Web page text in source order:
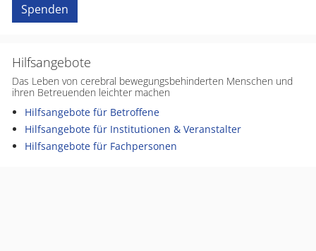
Spenden
Hilfsangebote
Das Leben von cerebral bewegungsbehinderten Menschen und
ihren Betreuenden leichter machen
Hilfsangebote für Betroffene
Hilfsangebote für Institutionen & Veranstalter
Hilfsangebote für Fachpersonen